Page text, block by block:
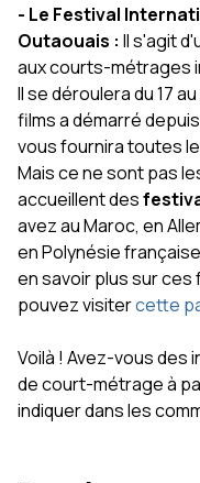
- Le Festival
Outaouais : Il s'agit
aux courts-métrages
Il se déroulera du 17
films a démarré
vous fournira toutes
Mais ce ne sont pas
accueillent des
avez au Maroc, en
en Polynésie
en savoir plus sur
pouvez visitercette
Voilà ! Avez-vous des
de court-métrage à
indiquer dans les